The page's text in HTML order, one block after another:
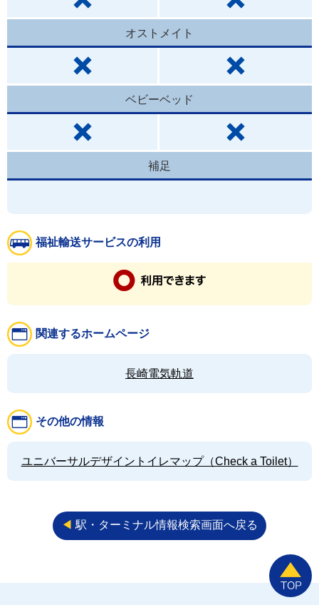
オストメイト
ベビーベッド
補足
福祉輸送サービスの利用
関連するホームページ
長崎電気軌道
その他の情報
ユニバーサルデザイントイレマップ（Check a Toilet）
◀︎ 駅・ターミナル情報検索画面へ戻る